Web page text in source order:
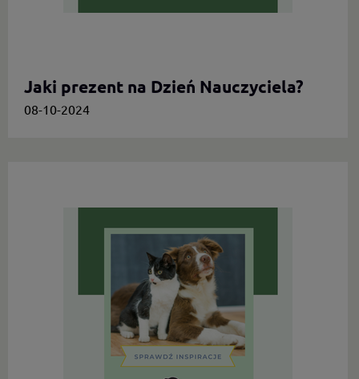
Jaki prezent na Dzień Nauczyciela?
08-10-2024